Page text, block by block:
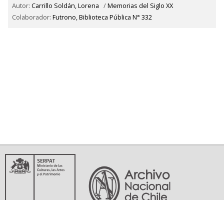
Autor: Carrillo Soldán, Lorena /Memorias del Siglo XX
Colaborador: Futrono, Biblioteca Pública N° 332